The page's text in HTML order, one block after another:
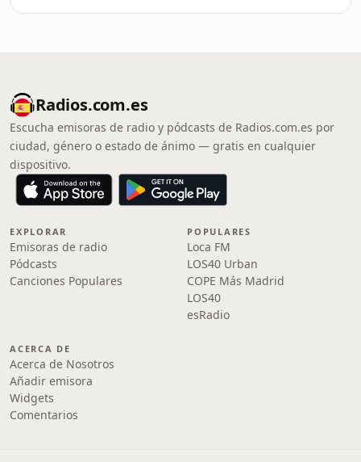
Radios.com.es
Escucha emisoras de radio y pódcasts de Radios.com.es por
ciudad, género o estado de ánimo — gratis en cualquier
dispositivo.
EXPLORAR
Emisoras de radio
Pódcasts
Canciones Populares
POPULARES
Loca FM
LOS40 Urban
COPE Más Madrid
LOS40
esRadio
ACERCA DE
Acerca de Nosotros
Añadir emisora
Widgets
Comentarios